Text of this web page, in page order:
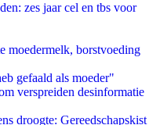
zes jaar cel en tbs voor
moedermelk, borstvoeding
gefaald als moeder"
verspreiden desinformatie
droogte: Gereedschapskist